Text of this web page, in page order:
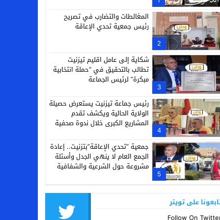
2
المغالطات والتضارب في تصريح
رئيس جمعية تحدي الإعاقة
3
شكاية إلى عامل اقليم تيزنيت
تطالب بالتحقيق في “حملة انتخابية
مبكرة” لرئيس الجماعة
4
رئيس جماعة تيزنيت يستعرض حصيلة
الولاية الحالية ويكشف تقدم
المشاريع الكبرى خلال ندوة صحفية
5
جمعية “تحدي الإعاقة”بتزنيت.. إعادة
الجمع العام لا ينهي الجدل وأسئلة
مشروعة حول الشرعية والشفافية
على تويتر